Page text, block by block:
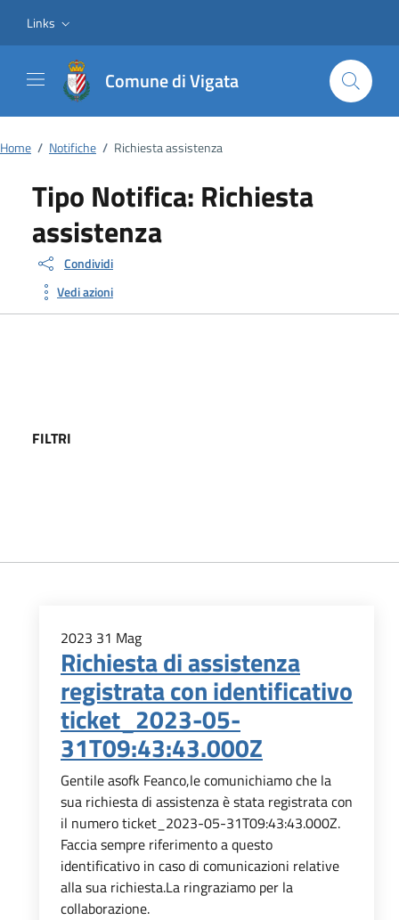
Links
Comune di Vigata
Home / Notifiche / Richiesta assistenza
Tipo Notifica: Richiesta
assistenza
Condividi
Vedi azioni
FILTRI
2023 31 Mag
Richiesta di assistenza
registrata con identificativo
ticket_2023-05-
31T09:43:43.000Z
Gentile asofk Feanco,le comunichiamo che la
sua richiesta di assistenza è stata registrata con
il numero ticket_2023-05-31T09:43:43.000Z.
Faccia sempre riferimento a questo
identificativo in caso di comunicazioni relative
alla sua richiesta.La ringraziamo per la
collaborazione.